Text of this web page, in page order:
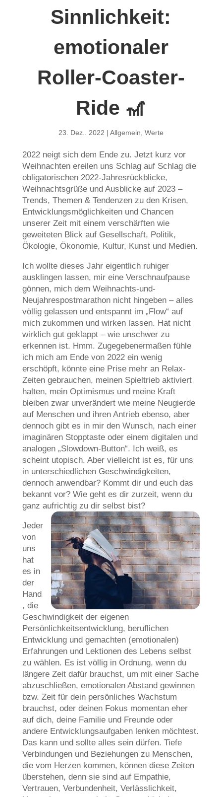
Sinnlichkeit:
emotionaler
Roller-Coaster-
Ride 🎢
23. Dez.. 2022 | Allgemein Werte
2022 neigt sich dem Ende zu. Jetzt kurz vor
Weihnachten ereilen uns Schlag auf Schlag die
obligatorischen 2022-Jahresrückblicke,
Weihnachtsgrüße und Ausblicke auf 2023 –
Trends, Themen & Tendenzen zu den Krisen,
Entwicklungsmöglichkeiten und Chancen
unserer Zeit mit einem verschärften wie
geweiteten Blick auf Gesellschaft, Politik,
Ökologie, Ökonomie, Kultur, Kunst und Medien.
Ich wollte dieses Jahr eigentlich ruhiger
ausklingen lassen, mir eine Verschnaufpause
gönnen, mich dem Weihnachts-und-
Neujahrespostmarathon nicht hingeben – alles
völlig gelassen und entspannt im „Flow“ auf
mich zukommen und wirken lassen. Hat nicht
wirklich gut geklappt – wie unschwer zu
erkennen ist. Hmm. Zugegebenermaßen fühle
ich mich am Ende von 2022 ein wenig
erschöpft, könnte eine Prise mehr an Relax-
Zeiten gebrauchen, meinen Spieltrieb aktiviert
halten, mein Optimismus und meine Kraft
bleiben zwar unverändert wie meine Neugierde
auf Menschen und ihren Antrieb ebenso, aber
dennoch gibt es in mir den Wunsch, nach einer
imaginären Stopptaste oder einem digitalen und
analogen „Slowdown-Button“. Ich weiß, es
scheint utopisch. Aber vielleicht ist es, für uns
in unterschiedlichen Geschwindigkeiten,
dennoch anwendbar? Kommt dir und euch das
bekannt vor? Wie geht es dir zurzeit, wenn du
ganz aufrichtig zu dir selbst bist?
Jeder
von
uns
hat
es in
der
Hand
, die
Geschwindigkeit der eigenen
Persönlichkeitsentwicklung, beruflichen
Entwicklung und gemachten (emotionalen)
Erfahrungen und Lektionen des Lebens selbst
zu wählen. Es ist völlig in Ordnung, wenn du
längere Zeit dafür brauchst, um mit einer Sache
abzuschließen, emotionalen Abstand gewinnen
bzw. Zeit für dein persönliches Wachstum
brauchst, oder deinen Fokus momentan eher
auf dich, deine Familie und Freunde oder
andere Entwicklungsaufgaben lenken möchtest.
Das kann und sollte alles sein dürfen. Tiefe
Verbindungen und Beziehungen zu Menschen,
die vom Herzen kommen, können diese Zeiten
überstehen, denn sie sind auf Empathie,
Vertrauen, Verbundenheit, Verlässlichkeit,